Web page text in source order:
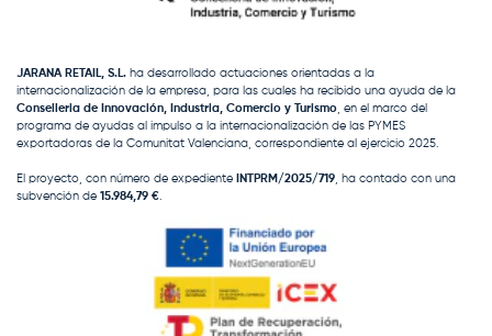
JARANA RETAIL, S.L. ha desarrollado actuaciones orientadas a la
internacionalización de la empresa, para las cuales ha recibido una ayuda de la
Conselleria de Innovación, Industria, Comercio y Turismo , en el marco del
programa de ayudas al impulso a la internacionalización de las PYMES
exportadoras de la Comunitat Valenciana, correspondiente al ejercicio 2025.
El proyecto, con número de expediente INTPRM/2025/719 , ha contado con una
subvención de 15.984,79 €.